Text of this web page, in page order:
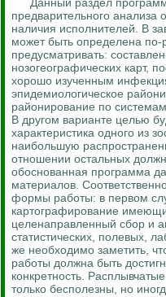
Данный раздел
предварительного анализа
наличия исполнителей. В
может быть определена
предусматривать:
нозогеографических карт,
хорошо изученным
эпидемиологическое
районирование по
В другом варианте целью
характеристика одного из
наибольшую
отношении остальных
обоснованная программа
материалов.
формы работы: в первом
картографирование
целенаправленный сбор и
статистических, полевых,
же необходимо заметить,
работы должна быть
конкретность.
только бесполезны, но